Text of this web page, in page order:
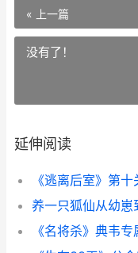
« 上一篇
没有了！
延伸阅读